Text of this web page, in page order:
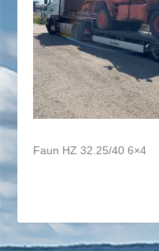
Faun HZ 32.25/40 6×4